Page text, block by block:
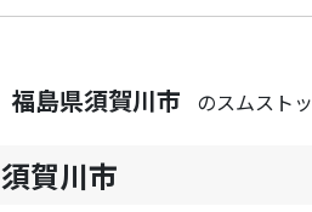
福島県須賀川市 のスムスト
須賀川市